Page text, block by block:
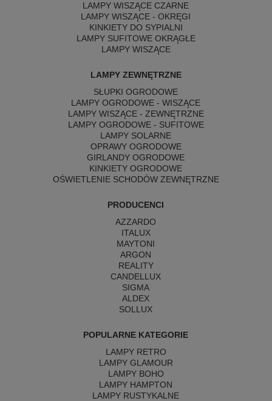
LAMPY WISZĄCE CZARNE
LAMPY WISZĄCE - OKRĘGI
KINKIETY DO SYPIALNI
LAMPY SUFITOWE OKRĄGŁE
LAMPY WISZĄCE
LAMPY ZEWNĘTRZNE
SŁUPKI OGRODOWE
LAMPY OGRODOWE - WISZĄCE
LAMPY WISZĄCE - ZEWNĘTRZNE
LAMPY OGRODOWE - SUFITOWE
LAMPY SOLARNE
OPRAWY OGRODOWE
GIRLANDY OGRODOWE
KINKIETY OGRODOWE
OŚWIETLENIE SCHODÓW ZEWNĘTRZNE
PRODUCENCI
AZZARDO
ITALUX
MAYTONI
ARGON
REALITY
CANDELLUX
SIGMA
ALDEX
SOLLUX
POPULARNE KATEGORIE
LAMPY RETRO
LAMPY GLAMOUR
LAMPY BOHO
LAMPY HAMPTON
LAMPY RUSTYKALNE